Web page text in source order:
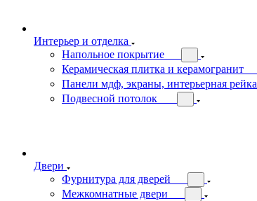
Интерьер и отделка
Напольное покрытие
Керамическая плитка и керамогранит
Панели мдф, экраны, интерьерная рейка
Подвесной потолок
Двери
Фурнитура для дверей
Межкомнатные двери